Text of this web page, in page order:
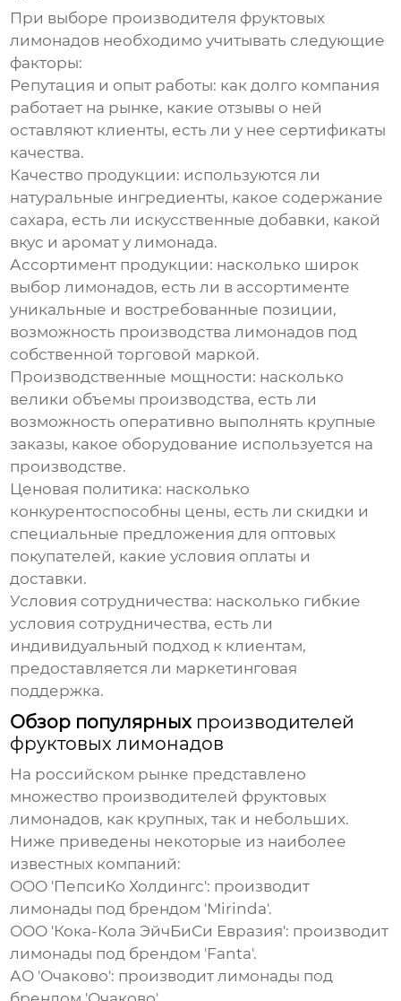
При выборе производителя фруктовых
лимонадов необходимо учитывать следующие
факторы:
Репутация и опыт работы: как долго компания
работает на рынке, какие отзывы о ней
оставляют клиенты, есть ли у нее сертификаты
качества.
Качество продукции: используются ли
натуральные ингредиенты, какое содержание
сахара, есть ли искусственные добавки, какой
вкус и аромат у лимонада.
Ассортимент продукции: насколько широк
выбор лимонадов, есть ли в ассортименте
уникальные и востребованные позиции,
возможность производства лимонадов под
собственной торговой маркой.
Производственные мощности: насколько
велики объемы производства, есть ли
возможность оперативно выполнять крупные
заказы, какое оборудование используется на
производстве.
Ценовая политика: насколько
конкурентоспособны цены, есть ли скидки и
специальные предложения для оптовых
покупателей, какие условия оплаты и
доставки.
Условия сотрудничества: насколько гибкие
условия сотрудничества, есть ли
индивидуальный подход к клиентам,
предоставляется ли маркетинговая
поддержка.
Обзор популярных производителей
фруктовых лимонадов
На российском рынке представлено
множество производителей фруктовых
лимонадов, как крупных, так и небольших.
Ниже приведены некоторые из наиболее
известных компаний:
ООО 'ПепсиКо Холдингс': производит
лимонады под брендом 'Mirinda'.
ООО 'Кока-Кола ЭйчБиСи Евразия': производит
лимонады под брендом 'Fanta'.
АО 'Очаково': производит лимонады под